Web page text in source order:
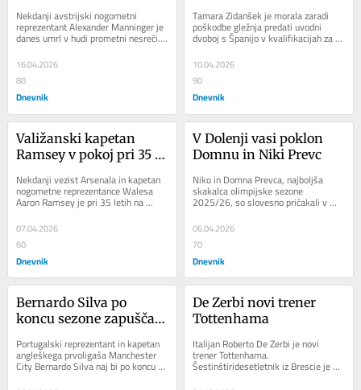
Nekdanji avstrijski nogometni
reprezentant Alexander Manninger je
danes umrl v hudi prometni nesreči.
Oseminštiridesetletni nekdanji vratar
je umrl...
16.04.2026
80
Dnevnik
proti Španiji
Tamara Zidanšek je morala zaradi
poškodbe gležnja predati uvodni
dvoboj s Španijo v kvalifikacijah za
zaključni turnir najboljših osmih...
10.04.2026
90
Dnevnik
Valižanski kapetan
Ramsey v pokoj pri 35
Nekdanji vezist Arsenala in kapetan
nogometne reprezentance Walesa
Aaron Ramsey je pri 35 letih na
instagramu oznanil tekmovalno
upokojitev. "To ni...
07.04.2026
60
Dnevnik
V Dolenji vasi poklon
Domnu in Niki Prevc
Niko in Domna Prevca, najboljša
skakalca olimpijske sezone
2025/26, so slovesno pričakali v
njuni domači Dolenji vasi. Dejala sta,
da se z veseljem...
06.04.2026
70
Dnevnik
Bernardo Silva po
koncu sezone zapušča
Portugalski reprezentant in kapetan
angleškega prvoligaša Manchester
City Bernardo Silva naj bi po koncu
sezone, ko se mu izteče pogodba,
De Zerbi novi trener
Tottenhama
Italijan Roberto De Zerbi je novi
trener Tottenhama.
Šestinštiridesetletnik iz Brescie je na
klopi Londončanov zamenjal Hrvata